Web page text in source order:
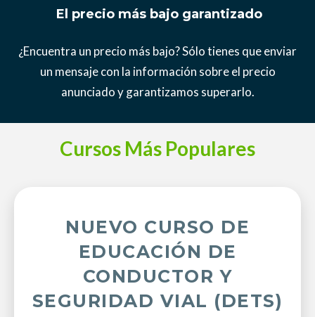
El precio más bajo garantizado
¿Encuentra un precio más bajo? Sólo tienes que enviar
un mensaje con la información sobre el precio
anunciado y garantizamos superarlo.
Cursos Más Populares
NUEVO CURSO DE
EDUCACIÓN DE
CONDUCTOR Y
SEGURIDAD VIAL (DETS)